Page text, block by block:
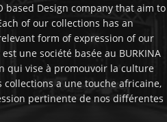
based Design company that aim to
of our collections has an
form of expression of our
une société basée au BURKINA
qui vise à promouvoir la culture
collections a une touche africaine,
pertinente de nos différentes